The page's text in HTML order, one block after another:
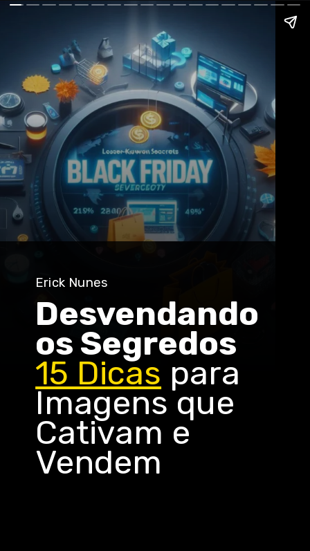
Erick Nunes
Desvendando
os Segredos
15 Dicas para
Imagens que
Cativam e
Vendem